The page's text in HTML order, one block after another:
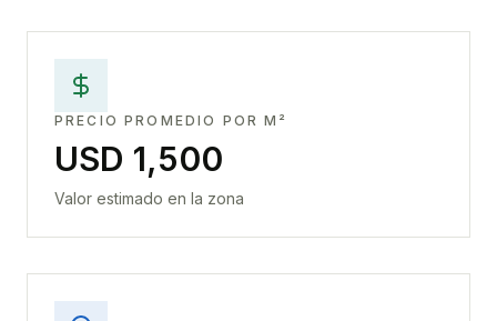
PRECIO PROMEDIO POR M²
USD 1,500
Valor estimado en la zona